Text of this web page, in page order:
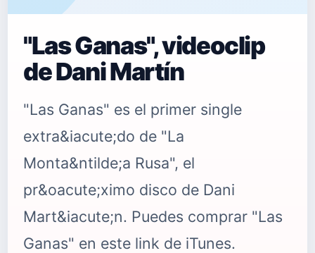
"Las Ganas", videoclip
de Dani Martín
"Las Ganas" es el primer single
extra&iacute;do de "La
Monta&ntilde;a Rusa", el
pr&oacute;ximo disco de Dani
Mart&iacute;n. Puedes comprar "Las
Ganas" en este link de iTunes.